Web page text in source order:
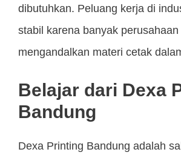
dibutuhkan. Peluang kerja di
stabil karena banyak perusahaan
mengandalkan materi cetak
Belajar dari Dexa
Bandung
Dexa Printing Bandung adalah